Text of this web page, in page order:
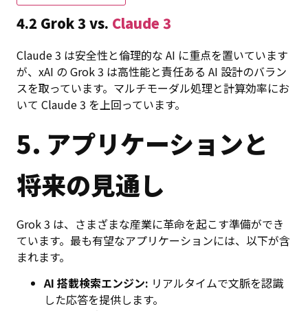
4.2 Grok 3 vs. Claude 3
Claude 3 は安全性と倫理的な AI に重点を置いています
が、xAI の Grok 3 は高性能と責任ある AI 設計のバラン
スを取っています。マルチモーダル処理と計算効率にお
いて Claude 3 を上回っています。
5. アプリケーションと
将来の見通し
Grok 3 は、さまざまな産業に革命を起こす準備ができ
ています。最も有望なアプリケーションには、以下が含
まれます。
AI 搭載検索エンジン: リアルタイムで文脈を認識
した応答を提供します。